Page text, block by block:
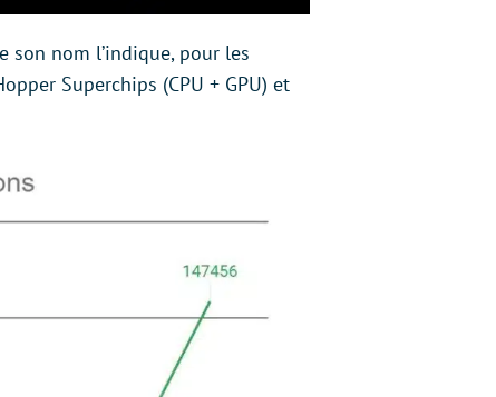
son nom l’indique, pour les
Superchips (CPU + GPU) et